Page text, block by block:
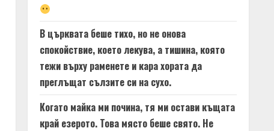
В църквата беше тихо, но не онова
спокойствие, което лекува, а тишина, която
тежи върху раменете и кара хората да
преглъщат сълзите си на сухо.
Когато майка ми почина, тя ми остави къщата
край езерото. Това място беше свято. Не